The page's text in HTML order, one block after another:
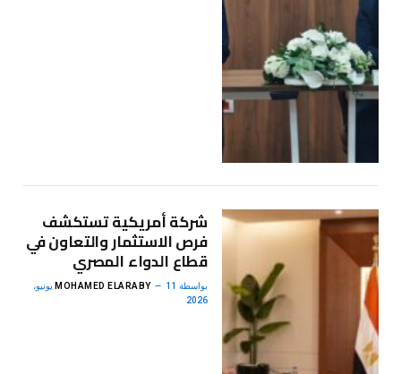
شركة أمريكية تستكشف
فرص الاستثمار والتعاون في
قطاع الدواء المصري
بواسطة MOHAMED ELARABY 11 يونيو،
2026